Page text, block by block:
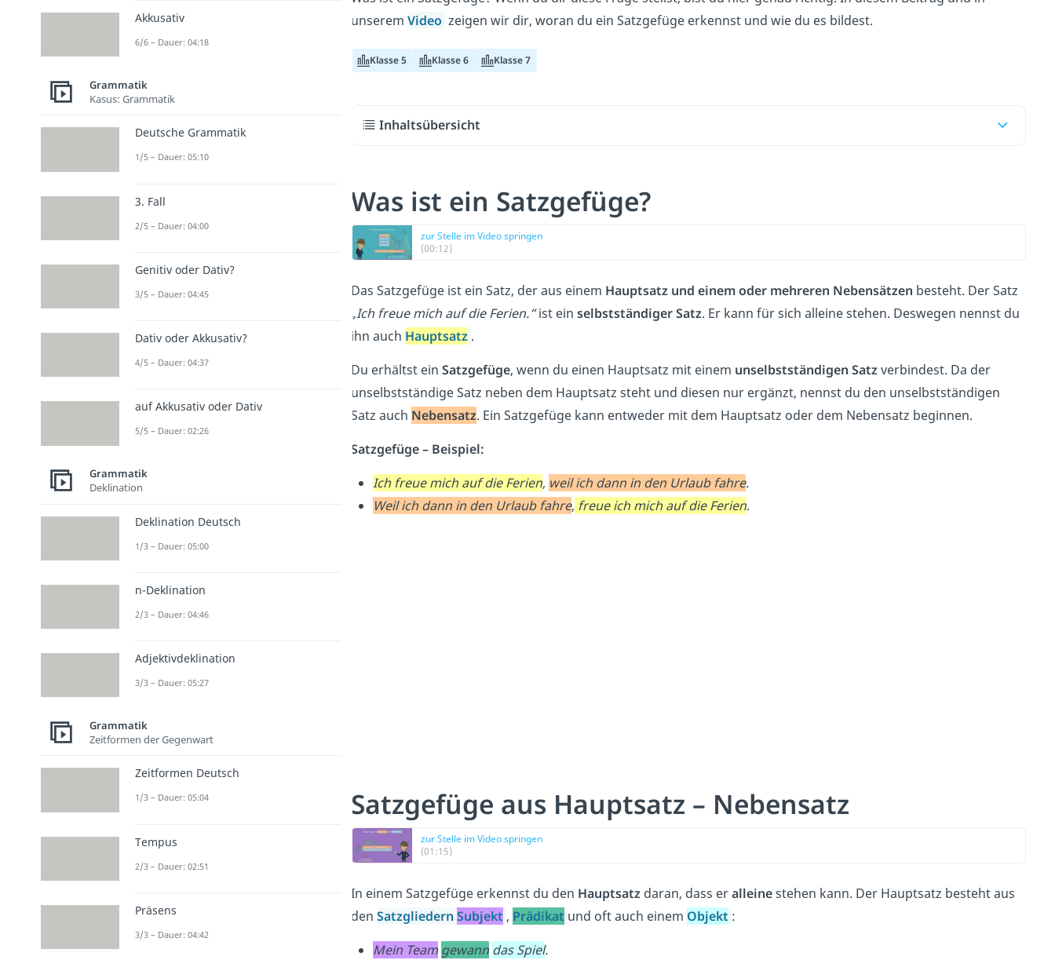
unserem Video zeigen wir dir, woran du ein Satzgefüge erkennst und wie du es bildest.
Klasse 5 Klasse 6 Klasse 7
Inhaltsübersicht
Was ist ein Satzgefüge?
zur Stelle im Video springen
(00:12)
Das Satzgefüge ist ein Satz, der aus einem Hauptsatz und einem oder mehreren Nebensätzen besteht. Der Satz
„Ich freue mich auf die Ferien.“ist ein selbstständiger Satz. Er kann für sich alleine stehen. Deswegen nennst du
ihn auch Hauptsatz .
Du erhältst ein Satzgefüge, wenn du einen Hauptsatz mit einem unselbstständigen Satzverbindest. Da der
unselbstständige Satz neben dem Hauptsatz steht und diesen nur ergänzt, nennst du den unselbstständigen
Satz auch Nebensatz. Ein Satzgefüge kann entweder mit dem Hauptsatz oder dem Nebensatz beginnen.
Satzgefüge – Beispiel:
Ich freue mich auf die Ferien, weil ich dann in den Urlaub fahre.
Weil ich dann in den Urlaub fahre, freue ich mich auf die Ferien.
Satzgefüge aus Hauptsatz – Nebensatz
zur Stelle im Video springen
(01:15)
In einem Satzgefüge erkennst du den Hauptsatz daran, dass eralleinestehen kann. Der Hauptsatz besteht aus
den Satzgliedern Subjekt , Prädikat und oft auch einem Objekt :
Mein Team gewann das Spiel.
Akkusativ
6/6 – Dauer: 04:18
Grammatik
Kasus: Grammatik
Deutsche Grammatik
1/5 – Dauer: 05:10
3. Fall
2/5 – Dauer: 04:00
Genitiv oder Dativ?
3/5 – Dauer: 04:45
Dativ oder Akkusativ?
4/5 – Dauer: 04:37
auf Akkusativ oder Dativ
5/5 – Dauer: 02:26
Grammatik
Deklination
Deklination Deutsch
1/3 – Dauer: 05:00
n-Deklination
2/3 – Dauer: 04:46
Adjektivdeklination
3/3 – Dauer: 05:27
Grammatik
Zeitformen der Gegenwart
Zeitformen Deutsch
1/3 – Dauer: 05:04
Tempus
2/3 – Dauer: 02:51
Präsens
3/3 – Dauer: 04:42